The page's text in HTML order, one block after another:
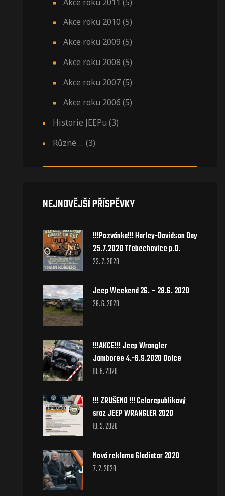
Akce roku 2010 (5)
Akce roku 2009 (5)
Akce roku 2008 (5)
Akce roku 2007(5)
Akce roku 2006 (5)
Historie JEEPu (3)
Různé … (3)
NEJNOVĚJŠÍ PŘÍSPĚVKY
!!!Pozvánka!!! Harley-Davidson Day
25.7.2020 Třebechovice p.O.
23. 7. 2020
Jeep Weekend 26. – 28.6. 2020
28. 6. 2020
!!!AKCE!!! Jeep Wrangler
Jamboree 4.-6.9.2020 Dolce
18. 6. 2020
!!! ZRUŠENO !!! Celorepublikový
sraz JEEP WRANGLER 2020
10. 3. 2020
Nová reklama Gladiator 2020
7. 2. 2020